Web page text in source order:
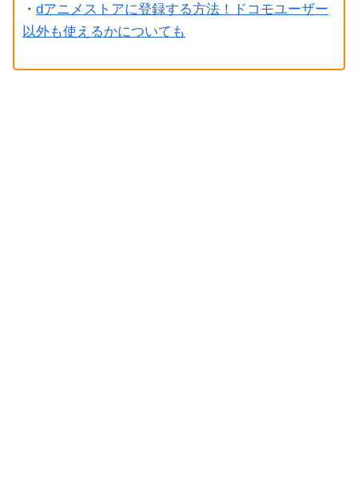
・ dアニメストアに登録する方法！ドコモユーザー
以外も使えるかについても